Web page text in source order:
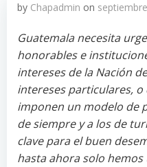
by Chapadmin on
Guatemala necesita
honorables e
intereses de la Nación
intereses particulares,
imponen un modelo de
de siempre y a los de
clave para el buen
hasta ahora solo